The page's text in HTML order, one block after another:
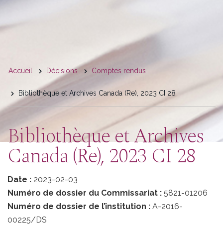
You
are
here
Accueil Décisions Comptes rendus
Bibliothèque et Archives Canada (Re), 2023 CI 28
Bibliothèque et Archives
Canada (Re), 2023 CI 28
Date : 2023-02-03
Numéro de dossier du Commissariat : 5821-01206
Numéro de dossier de l’institution : A-2016-
00225/DS